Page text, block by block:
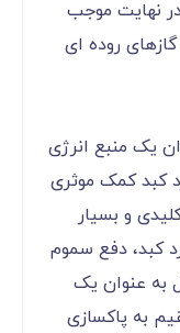
نهایت موجب
روده ای
یک منبع انرژی
کبد کمک موثری
و بسیار
کبد، دفع سموم
به عنوان یک
به پاکسازی